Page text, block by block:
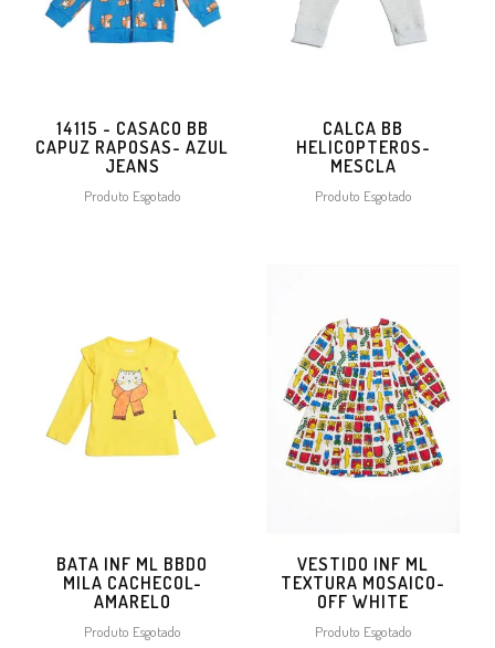
14115 - CASACO BB
CAPUZ RAPOSAS- AZUL
JEANS
Produto Esgotado
CALCA BB
HELICOPTEROS-
MESCLA
Produto Esgotado
BATA INF ML BBDO
MILA CACHECOL-
AMARELO
Produto Esgotado
VESTIDO INF ML
TEXTURA MOSAICO-
OFF WHITE
Produto Esgotado